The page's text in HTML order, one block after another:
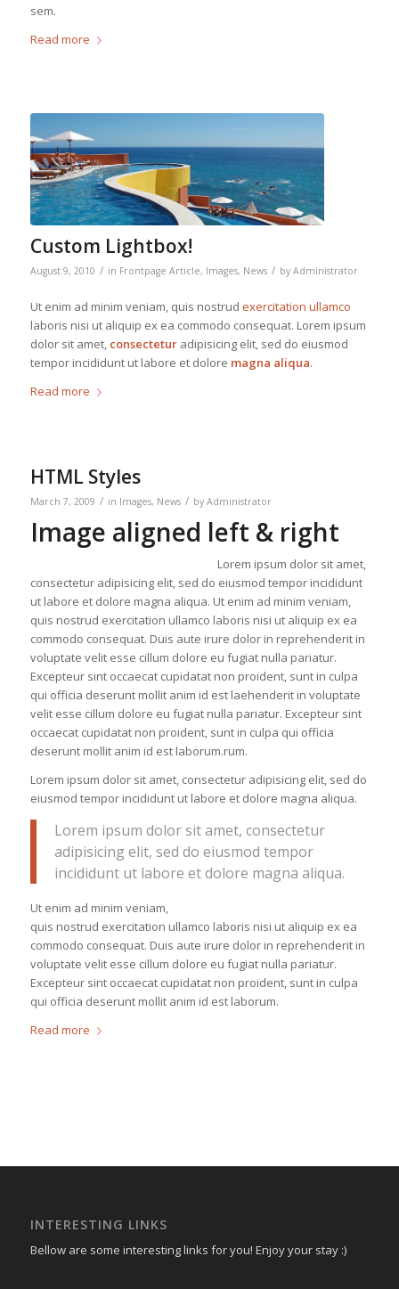
sem.
Read more
Custom Lightbox!
August 9, 2010 / in Frontpage Article, Images, News / by Administrator
Ut enim ad minim veniam, quis nostrud exercitation ullamco
laboris nisi ut aliquip ex ea commodo consequat. Lorem ipsum
dolor sit amet, consecteturadipisicing elit, sed do eiusmod
tempor incididunt ut labore et dolore magna aliqua.
Read more
HTML Styles
March 7, 2009 / in Images, News / by Administrator
Image aligned left & right
Lorem ipsum dolor sit amet,
consectetur adipisicing elit, sed do eiusmod tempor incididunt
ut labore et dolore magna aliqua. Ut enim ad minim veniam,
quis nostrud exercitation ullamco laboris nisi ut aliquip ex ea
commodo consequat. Duis aute irure dolor in reprehenderit in
voluptate velit esse cillum dolore eu fugiat nulla pariatur.
Excepteur sint occaecat cupidatat non proident, sunt in culpa
qui officia deserunt mollit anim id est laehenderit in voluptate
velit esse cillum dolore eu fugiat nulla pariatur. Excepteur sint
occaecat cupidatat non proident, sunt in culpa qui officia
deserunt mollit anim id est laborum.rum.
Lorem ipsum dolor sit amet, consectetur adipisicing elit, sed do
eiusmod tempor incididunt ut labore et dolore magna aliqua.
Lorem ipsum dolor sit amet, consectetur
adipisicing elit, sed do eiusmod tempor
incididunt ut labore et dolore magna aliqua.
Ut enim ad minim veniam,
quis nostrud exercitation ullamco laboris nisi ut aliquip ex ea
commodo consequat. Duis aute irure dolor in reprehenderit in
voluptate velit esse cillum dolore eu fugiat nulla pariatur.
Excepteur sint occaecat cupidatat non proident, sunt in culpa
qui officia deserunt mollit anim id est laborum.
Read more
INTERESTING LINKS
Bellow are some interesting links for you! Enjoy your stay :)